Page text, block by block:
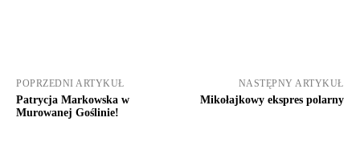
POPRZEDNI ARTYKUŁ
Patrycja Markowska w
Murowanej Goślinie!
NASTĘPNY ARTYKUŁ
Mikołajkowy ekspres polarny